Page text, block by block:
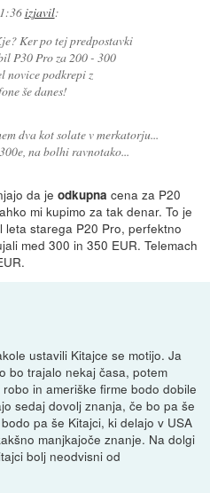
izjavil:
Ker po tej predpostavki
P30 Pro za 200 - 300
novice podkrepi z
še danes!
dva kot solate v merkatorju...
na bolhi ravnotako...
da jeodkupna cena za P20
mi kupimo za tak denar. To je
starega P20 Pro, perfektno
med 300 in 350 EUR. Telemach
ustavili Kitajce se motijo. Ja
bo trajalo nekaj časa, potem
in ameriške firme bodo dobile
sedaj dovolj znanja, če bo pa še
pa še Kitajci, ki delajo v USA
manjkajoče znanje. Na dolgi
bolj neodvisni od